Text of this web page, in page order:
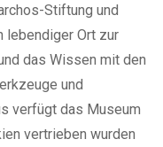
Stiftung und
lebendiger Ort zur
das Wissen mit den
und
verfügt das Museum
vertrieben wurden